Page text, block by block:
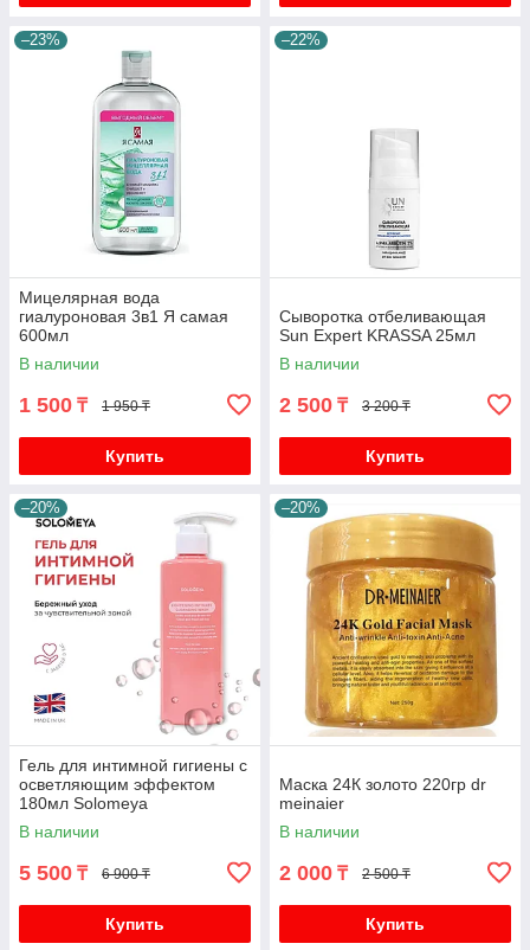
–23%
Мицелярная вода
гиалуроновая 3в1 Я самая
600мл
В наличии
1 500 ₸ 1 950 ₸
Купить
–22%
Сыворотка отбеливающая
Sun Expert KRASSA 25мл
В наличии
2 500 ₸ 3 200 ₸
Купить
–20%
Гель для интимной гигиены с
осветляющим эффектом
180мл Solomeya
В наличии
5 500 ₸ 6 900 ₸
Купить
–20%
Маска 24К золото 220гр dr
meinaier
В наличии
2 000 ₸ 2 500 ₸
Купить